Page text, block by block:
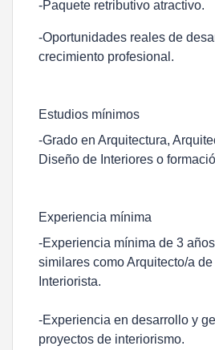
-Paquete retributivo atractivo.
-Oportunidades reales de
crecimiento profesional.
Estudios mínimos
-Grado en Arquitectura,
Diseño de Interiores o
Experiencia mínima
-Experiencia mínima de 3
similares como Arquitecto/a
Interiorista.
-Experiencia en desarrollo y
proyectos de interiorismo.